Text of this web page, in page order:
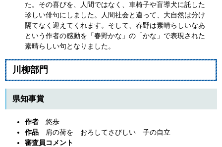
た。その喜びを、人間ではなく、車椅子や盲導犬に託した
珍しい俳句にしました。人間社会と違って、大自然は分け
隔てなく迎えてくれます。そして、春野は素晴らしいなあ
という作者の感動を「春野かな」の「かな」で表現された
素晴らしい句となりました。
川柳部門
県知事賞
作者 悠歩
作品 肩の荷を おろしてさびしい 子の自立
審査員コメント